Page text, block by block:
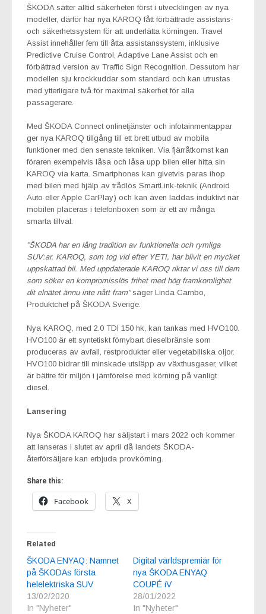
ŠKODA sätter alltid säkerheten först i utvecklingen av nya
modeller, därför har nya KAROQ fått förbättrade assistans-
och säkerhetssystem för att underlätta körningen. Travel
Assist innehåller fem till åtta assistanssystem, inklusive
Predictive Cruise Control, Adaptive Lane Assist och en
förbättrad version av Traffic Sign Recognition. Dessutom har
modellen sju krockkuddar som standard och kan utrustas
med ytterligare två för maximal säkerhet för alla
passagerare.
Med ŠKODA Connect onlinetjänster och infotainmentappar
ger nya KAROQ tillgång till ett brett utbud av mobila
funktioner med den senaste tekniken. Via fjärråtkomst kan
föraren exempelvis låsa och låsa upp bilen eller hitta sin
KAROQ via karta. Smartphones kan givetvis paras ihop
med bilen med hjälp av trådlös SmartLink-teknik (Android
Auto eller Apple CarPlay) och kan även laddas induktivt när
mobilen placeras i telefonboxen som är ett av många
smarta tillval.
”ŠKODA har en lång tradition av funktionella och rymliga
SUV:ar. KAROQ, som tog vid efter YETI, har blivit en mycket
uppskattad bil. Med uppdaterade KAROQ riktar vi oss till dem
som söker en kompromisslös frihet med hög framkomlighet
dit elnätet ännu inte nått fram”säger Linda Carnbo,
Produktchef på ŠKODA Sverige.
Nya KAROQ, med 2.0 TDI 150 hk, kan tankas med HVO100.
HVO100 är ett syntetiskt förnybart dieselbränsle som
produceras av avfall, restprodukter eller vegetabiliska oljor.
HVO100 bidrar till minskade utsläpp av växthusgaser, vilket
är bättre för miljön i jämförelse med körning på vanligt
diesel.
Lansering
Nya ŠKODA KAROQ har säljstart i mars 2022 och kommer
att lanseras i slutet av april då landets ŠKODA-
återförsäljare kan erbjuda provkörning.
Share this:
Facebook X
Related
ŠKODA ENYAQ: Namnet
på ŠKODAs första
helelektriska SUV
13/02/2020
In "Nyheter"
Digital världspremiär för
nya ŠKODA ENYAQ
COUPÉ iV
28/01/2022
In "Nyheter"